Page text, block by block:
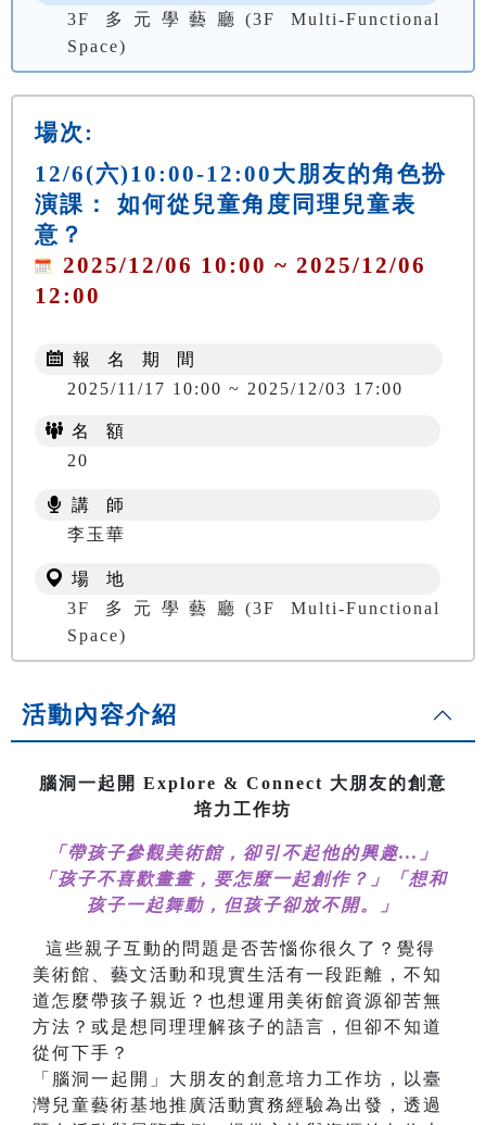
3F 多元學藝廳(3F Multi-Functional
Space)
場次:
12/6(六)10:00-12:00大朋友的角色扮
演課： 如何從兒童角度同理兒童表
意？
2025/12/06 10:00 ~ 2025/12/06
12:00
報 名 期 間
2025/11/17 10:00 ~ 2025/12/03 17:00
名 額
20
講 師
李玉華
場 地
3F 多元學藝廳(3F Multi-Functional
Space)
活動內容介紹
腦洞一起開 Explore & Connect 大朋友的創意
培力工作坊
「帶孩子參觀美術館，卻引不起他的興趣...」
「孩子不喜歡畫畫，要怎麼一起創作？」
「想和
孩子一起舞動，但孩子卻放不開。」
這些親子互動的問題是否苦惱你很久了？覺得
美術館、藝文活動和現實生活有一段距離，不知
道怎麼帶孩子親近？也想運用美術館資源卻苦無
方法？或是想同理理解孩子的語言，但卻不知道
從何下手？
「腦洞一起開」大朋友的創意培力工作坊，以臺
灣兒童藝術基地推廣活動實務經驗為出發，透過